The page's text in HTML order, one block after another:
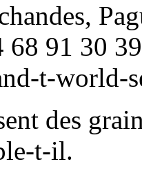
91 30
t-world-
des
t-il.